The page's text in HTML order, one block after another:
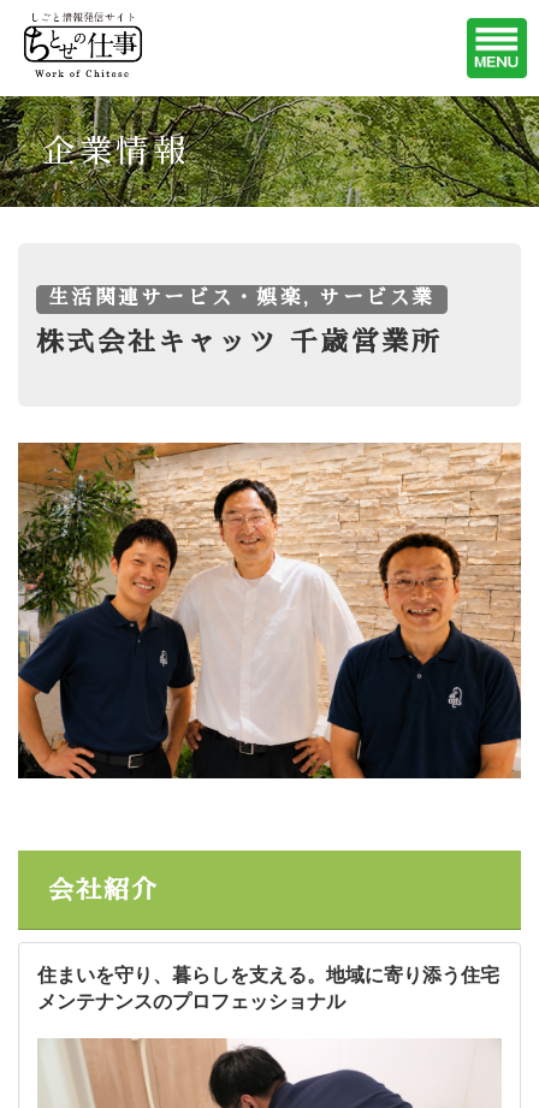
企業情報
生活関連サービス・娯楽, サービス業
株式会社キャッツ 千歳営業所
会社紹介
住まいを守り、暮らしを支える。地域に寄り添う住宅
メンテナンスのプロフェッショナル